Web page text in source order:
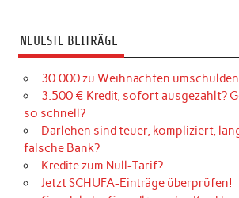
NEUESTE BEITRÄGE
30.000 zu Weihnachten umschulden
3.500 € Kredit, sofort ausgezahlt?
so schnell?
Darlehen sind teuer, kompliziert,
falsche Bank?
Kredite zum Null-Tarif?
Jetzt SCHUFA-Einträge überprüfen!